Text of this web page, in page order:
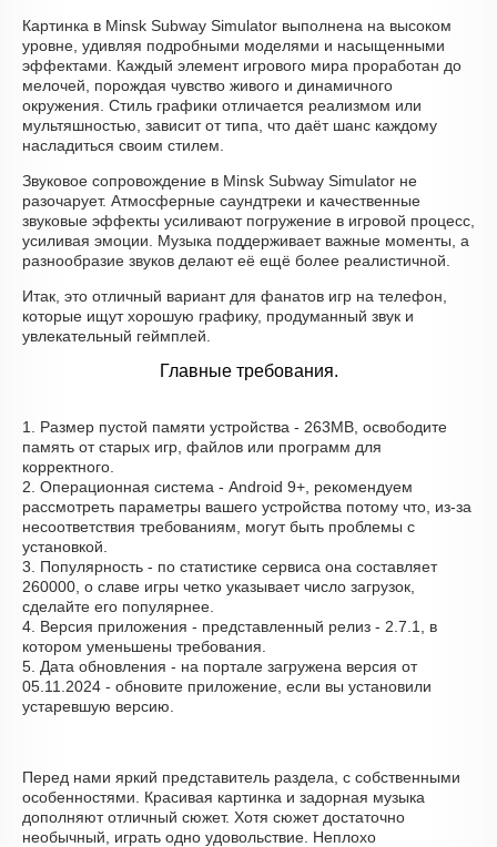
Картинка в Minsk Subway Simulator выполнена на высоком
уровне, удивляя подробными моделями и насыщенными
эффектами. Каждый элемент игрового мира проработан до
мелочей, порождая чувство живого и динамичного
окружения. Стиль графики отличается реализмом или
мультяшностью, зависит от типа, что даёт шанс каждому
насладиться своим стилем.
Звуковое сопровождение в Minsk Subway Simulator не
разочарует. Атмосферные саундтреки и качественные
звуковые эффекты усиливают погружение в игровой процесс,
усиливая эмоции. Музыка поддерживает важные моменты, а
разнообразие звуков делают её ещё более реалистичной.
Итак, это отличный вариант для фанатов игр на телефон,
которые ищут хорошую графику, продуманный звук и
увлекательный геймплей.
Главные требования.
1. Размер пустой памяти устройства - 263MB, освободите
память от старых игр, файлов или программ для
корректного.
2. Операционная система - Android 9+, рекомендуем
рассмотреть параметры вашего устройства потому что, из-за
несоответствия требованиям, могут быть проблемы с
установкой.
3. Популярность - по статистике сервиса она составляет
260000, о cлаве игры четко указывает число загрузок,
сделайте его популярнее.
4. Версия приложения - представленный релиз - 2.7.1, в
котором уменьшены требования.
5. Дата обновления - на портале загружена версия от
05.11.2024 - обновите приложение, если вы установили
устаревшую версию.
Перед нами яркий представитель раздела, с собственными
особенностями. Красивая картинка и задорная музыка
дополняют отличный сюжет. Хотя сюжет достаточно
необычный, играть одно удовольствие. Неплохо